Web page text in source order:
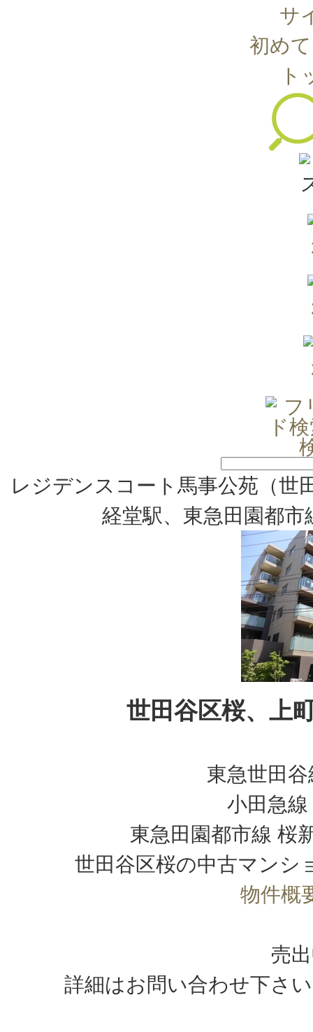
サ
初め
ト
レジデンスコート馬事公苑（世
経堂駅、東急田園都
世田谷区桜、上
東急世田
小田急
東急田園都市線 桜
世田谷区桜の中古マンシ
物件概
売
詳細はお問い合わせ下さ